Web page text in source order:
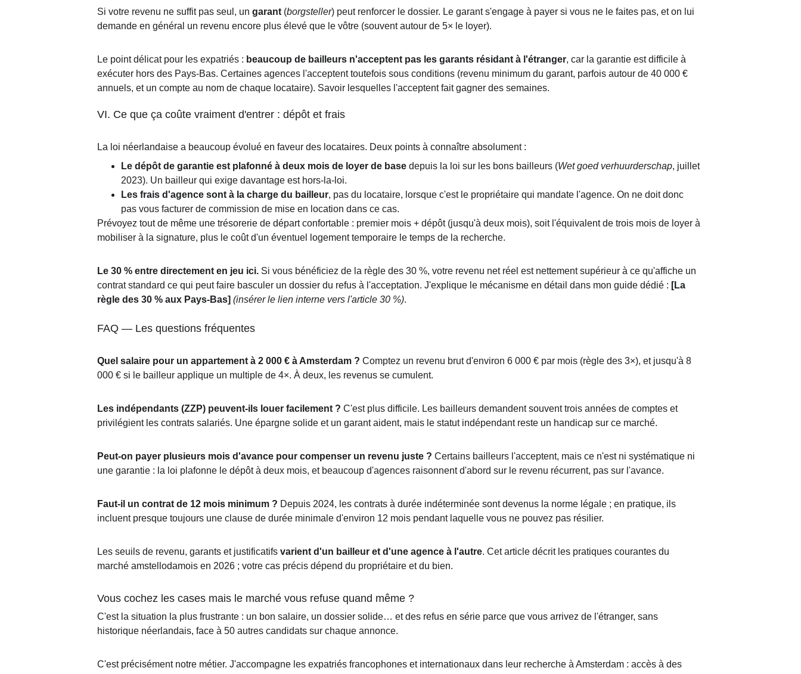
VI. Ce que ça coûte vraiment d'entrer : dépôt et frais
La loi néerlandaise a beaucoup évolué en faveur des locataires. Deux points à connaître absolument :
Le dépôt de garantie est plafonné à deux mois de loyer de base depuis la loi sur les bons bailleurs (Wet goed verhuurderschap, juillet
2023). Un bailleur qui exige davantage est hors-la-loi.
Les frais d'agence sont à la charge du bailleur, pas du locataire, lorsque c'est le propriétaire qui mandate l'agence. On ne doit donc
pas vous facturer de commission de mise en location dans ce cas.
Prévoyez tout de même une trésorerie de départ confortable : premier mois + dépôt (jusqu'à deux mois), soit l'équivalent de trois mois de loyer à
mobiliser à la signature, plus le coût d'un éventuel logement temporaire le temps de la recherche.
Le 30 % entre directement en jeu ici. Si vous bénéficiez de la règle des 30 %, votre revenu net réel est nettement supérieur à ce qu'affiche un
contrat standard ce qui peut faire basculer un dossier du refus à l'acceptation. J'explique le mécanisme en détail dans mon guide dédié : [La
règle des 30 % aux Pays-Bas] (insérer le lien interne vers l'article 30 %).
Si votre revenu ne suffit pas seul, un garant (borgsteller) peut renforcer le dossier. Le garant s'engage à payer si vous ne le faites pas, et on lui
demande en général un revenu encore plus élevé que le vôtre (souvent autour de 5× le loyer).
Le point délicat pour les expatriés : beaucoup de bailleurs n'acceptent pas les garants résidant à l'étranger, car la garantie est difficile à
exécuter hors des Pays-Bas. Certaines agences l'acceptent toutefois sous conditions (revenu minimum du garant, parfois autour de 40 000 €
annuels, et un compte au nom de chaque locataire). Savoir lesquelles l'acceptent fait gagner des semaines.
FAQ — Les questions fréquentes
Quel salaire pour un appartement à 2 000 € à Amsterdam ? Comptez un revenu brut d'environ 6 000 € par mois (règle des 3×), et jusqu'à 8
000 € si le bailleur applique un multiple de 4×. À deux, les revenus se cumulent.
Les indépendants (ZZP) peuvent-ils louer facilement ? C'est plus difficile. Les bailleurs demandent souvent trois années de comptes et
privilégient les contrats salariés. Une épargne solide et un garant aident, mais le statut indépendant reste un handicap sur ce marché.
Peut-on payer plusieurs mois d'avance pour compenser un revenu juste ? Certains bailleurs l'acceptent, mais ce n'est ni systématique ni
une garantie : la loi plafonne le dépôt à deux mois, et beaucoup d'agences raisonnent d'abord sur le revenu récurrent, pas sur l'avance.
Faut-il un contrat de 12 mois minimum ? Depuis 2024, les contrats à durée indéterminée sont devenus la norme légale ; en pratique, ils
incluent presque toujours une clause de durée minimale d'environ 12 mois pendant laquelle vous ne pouvez pas résilier.
Les seuils de revenu, garants et justificatifs varient d'un bailleur et d'une agence à l'autre. Cet article décrit les pratiques courantes du
marché amstellodamois en 2026 ; votre cas précis dépend du propriétaire et du bien.
Vous cochez les cases mais le marché vous refuse quand même ?
C'est la situation la plus frustrante : un bon salaire, un dossier solide… et des refus en série parce que vous arrivez de l'étranger, sans
historique néerlandais, face à 50 autres candidats sur chaque annonce.
C'est précisément notre métier. J'accompagne les expatriés francophones et internationaux dans leur recherche à Amsterdam : accès à des